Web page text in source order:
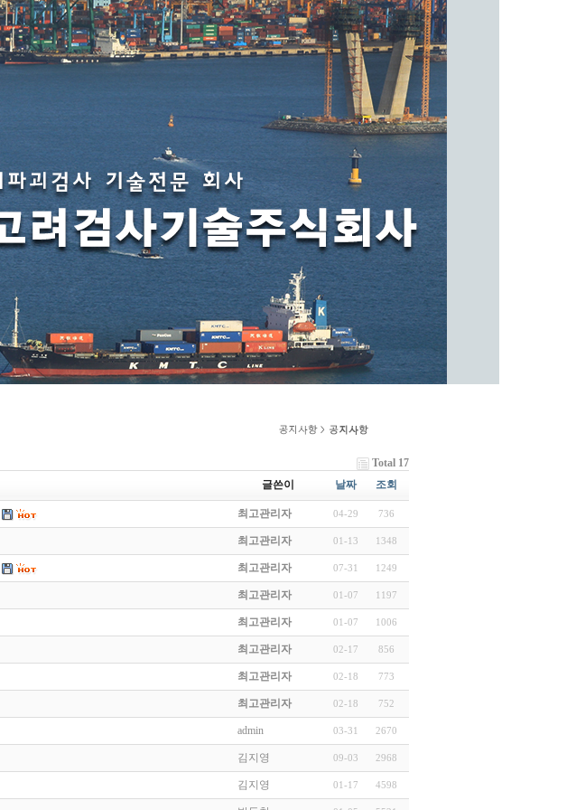
Total 17
글쓴이 날짜 조회
최고관리자 04-29 736
최고관리자 01-13 1348
최고관리자 07-31 1249
최고관리자 01-07 1197
최고관리자 01-07 1006
최고관리자 02-17 856
최고관리자 02-18 773
최고관리자 02-18 752
admin 03-31 2670
김지영 09-03 2968
김지영 01-17 4598